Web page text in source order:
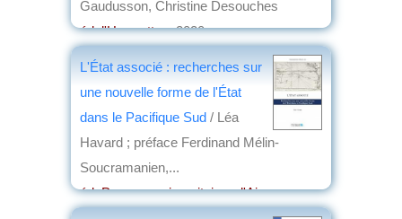
Gaudusson, Christine Desouches
éd. l'Harmattan, 2020
par
L'État associé : recherches sur
une nouvelle forme de l'État
dans le Pacifique Sud / Léa
Havard ; préface Ferdinand Mélin-
Soucramanien,...
éd. Presses universitaires d'Aix-